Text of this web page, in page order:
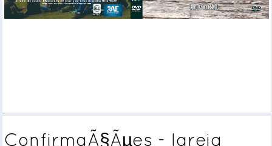
ConfirmaÃ§Ãµes - Igreja